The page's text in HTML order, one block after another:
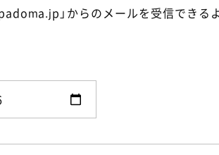
」からのメールを受信できる